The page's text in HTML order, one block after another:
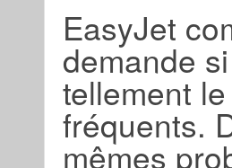
EasyJet
demande
tellement
fréquents.
mêmes